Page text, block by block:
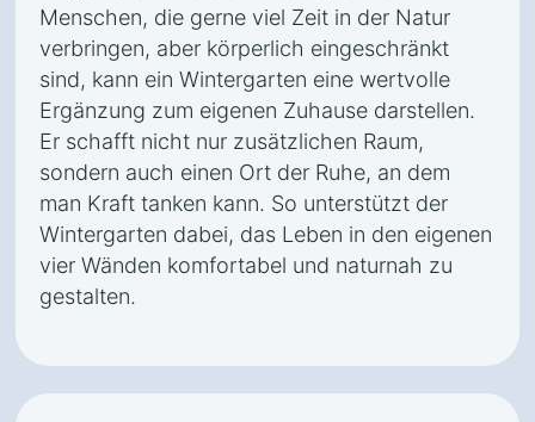
Menschen, die gerne viel Zeit in der Natur
verbringen, aber körperlich eingeschränkt
sind, kann ein Wintergarten eine wertvolle
Ergänzung zum eigenen Zuhause darstellen.
Er schafft nicht nur zusätzlichen Raum,
sondern auch einen Ort der Ruhe, an dem
man Kraft tanken kann. So unterstützt der
Wintergarten dabei, das Leben in den eigenen
vier Wänden komfortabel und naturnah zu
gestalten.